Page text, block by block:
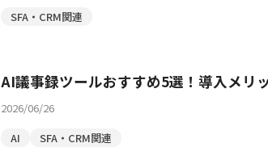
SFA・CRM関連
AI議事録ツールおすすめ5選！導入メリ
2026/06/26
AI
SFA・CRM関連